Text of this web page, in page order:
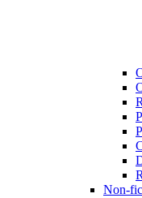
Non-